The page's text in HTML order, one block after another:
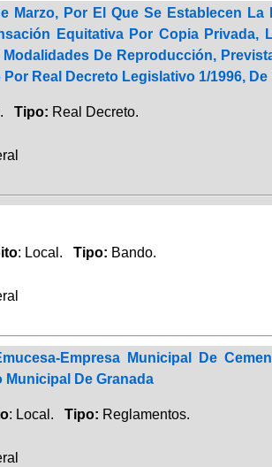
Marzo, Por El Que Se Establecen
Equitativa Por Copia Privada,
De Reproducción,
Real Decreto Legislativo 1/1996, De
Tipo: Real Decreto.
: Local. Tipo: Bando.
Empresa Municipal De
Municipal De Granada
: Local. Tipo: Reglamentos.